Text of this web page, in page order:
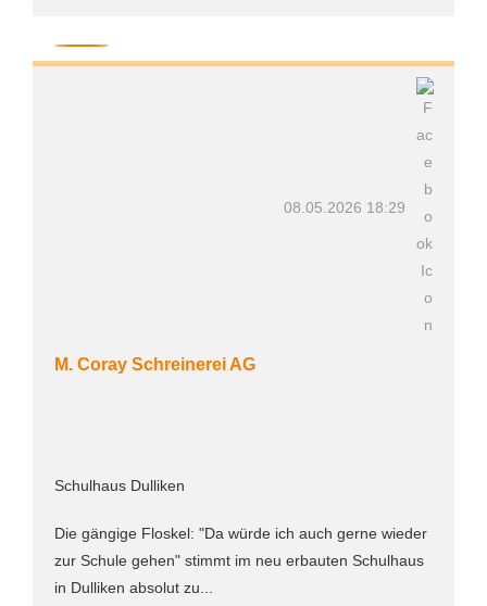
08.05.2026 18:29
M. Coray Schreinerei AG
Schulhaus Dulliken
Die gängige Floskel: "Da würde ich auch gerne wieder
zur Schule gehen" stimmt im neu erbauten Schulhaus
in Dulliken absolut zu...